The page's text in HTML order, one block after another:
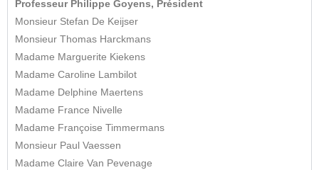
Professeur Philippe Goyens, Président
Monsieur Stefan De Keijser
Monsieur Thomas Harckmans
Madame Marguerite Kiekens
Madame Caroline Lambilot
Madame Delphine Maertens
Madame France Nivelle
Madame Françoise Timmermans
Monsieur Paul Vaessen
Madame Claire Van Pevenage